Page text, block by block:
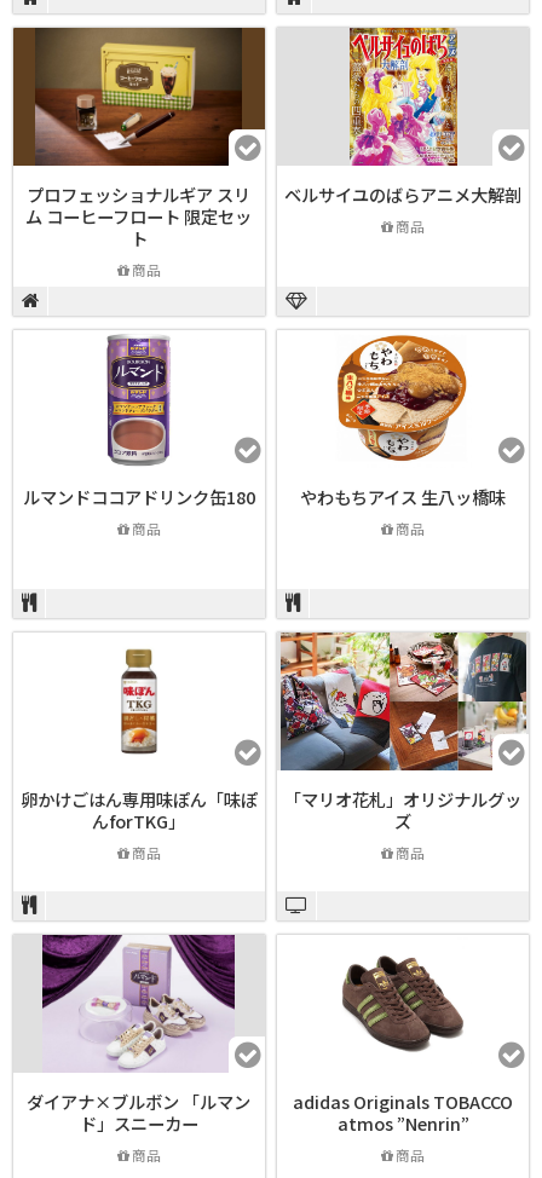
プロフェッショナルギア スリ
ム コーヒーフロート 限定セッ
ト
商品
ベルサイユのばらアニメ大解剖
商品
ルマンドココアドリンク缶180
商品
やわもちアイス 生八ッ橋味
商品
卵かけごはん専用味ぽん「味ぽ
んforTKG」
商品
「マリオ花札」オリジナルグッ
ズ
商品
ダイアナ×ブルボン 「ルマン
ド」スニーカー
商品
adidas Originals TOBACCO
atmos ”Nenrin”
商品